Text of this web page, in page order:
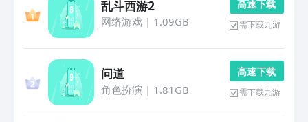
乱斗西游2
网络游戏| 1.09GB
高 速 下 载
需下载九游
问道
角色扮演 | 1.81GB
高 速 下 载
需下载九游